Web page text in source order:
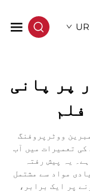
UR
پر پانی
ووٹرپروفنگ
تعمیرات میں آب
یہ پیش رفتہ
مواد سے مشتمل
پر ایک برابر،